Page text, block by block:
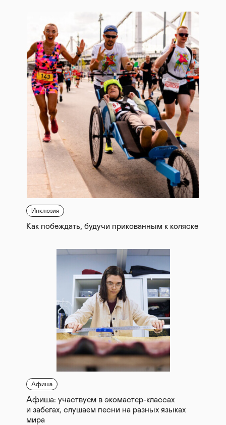
Инклюзия
Как побеждать, будучи прикованным к коляске
Афиша
Афиша: участвуем в экомастер-классах
и забегах, слушаем песни на разных языках
мира